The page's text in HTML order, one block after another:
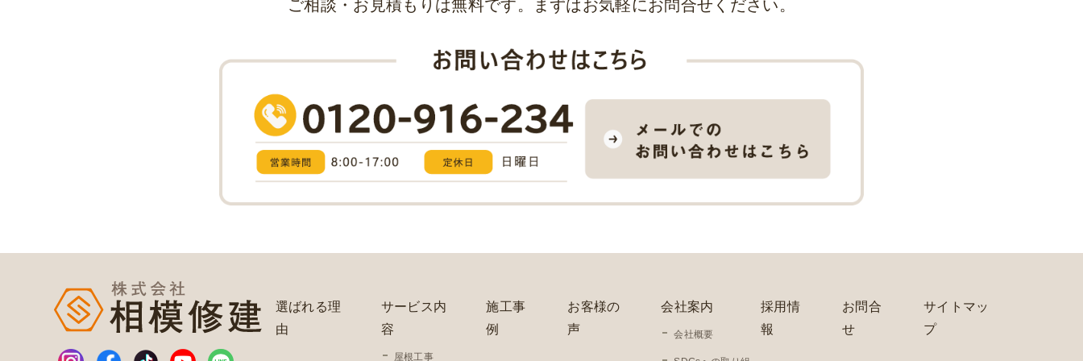
ご相談・お見積もりは無料です。まずはお気軽にお問合せください。
選ばれる理
由
サービス内
容
屋根工事
施工事
例
お客様の
声
会社案内
会社概要
採用情
報
お問合
せ
サイトマッ
プ